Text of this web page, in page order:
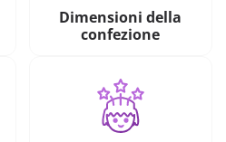
Dimensioni della
confezione